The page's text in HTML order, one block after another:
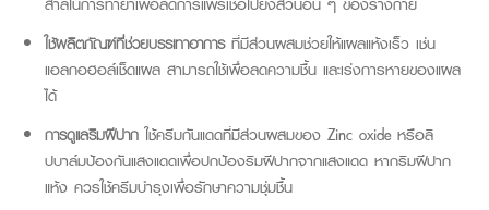
ใช้ผลิตภัณฑ์ที่ช่วยบรรเทาอาการที่มีส่วนผสมช่วยให้แผลแห้งเร็ว เช่น
แอลกอฮอล์เช็ดแผล สามารถใช้เพื่อลดความชื้น และเร่งการหายของแผล
ได้
การดูแลริมฝีปาก ใช้ครีมกันแดดที่มีส่วนผสมของ Zinc oxide หรือลิ
ปบาล์มป้องกันแสงแดดเพื่อปกป้องริมฝีปากจากแสงแดด หากริมฝีปาก
แห้ง ควรใช้ครีมบำรุงเพื่อรักษาความชุ่มชื้น